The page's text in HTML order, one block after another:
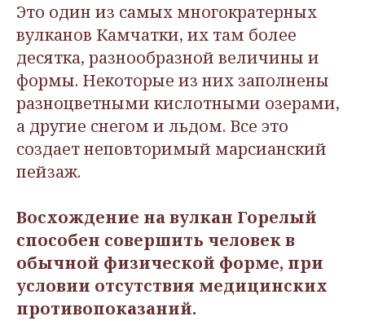
Это один из самых многократерных
вулканов Камчатки, их там более
десятка, разнообразной величины и
формы. Некоторые из них заполнены
разноцветными кислотными озерами,
а другие снегом и льдом. Все это
создает неповторимый марсианский
пейзаж.
Восхождение на вулкан Горелый
способен совершить человек в
обычной физической форме, при
условии отсутствия медицинских
противопоказаний.